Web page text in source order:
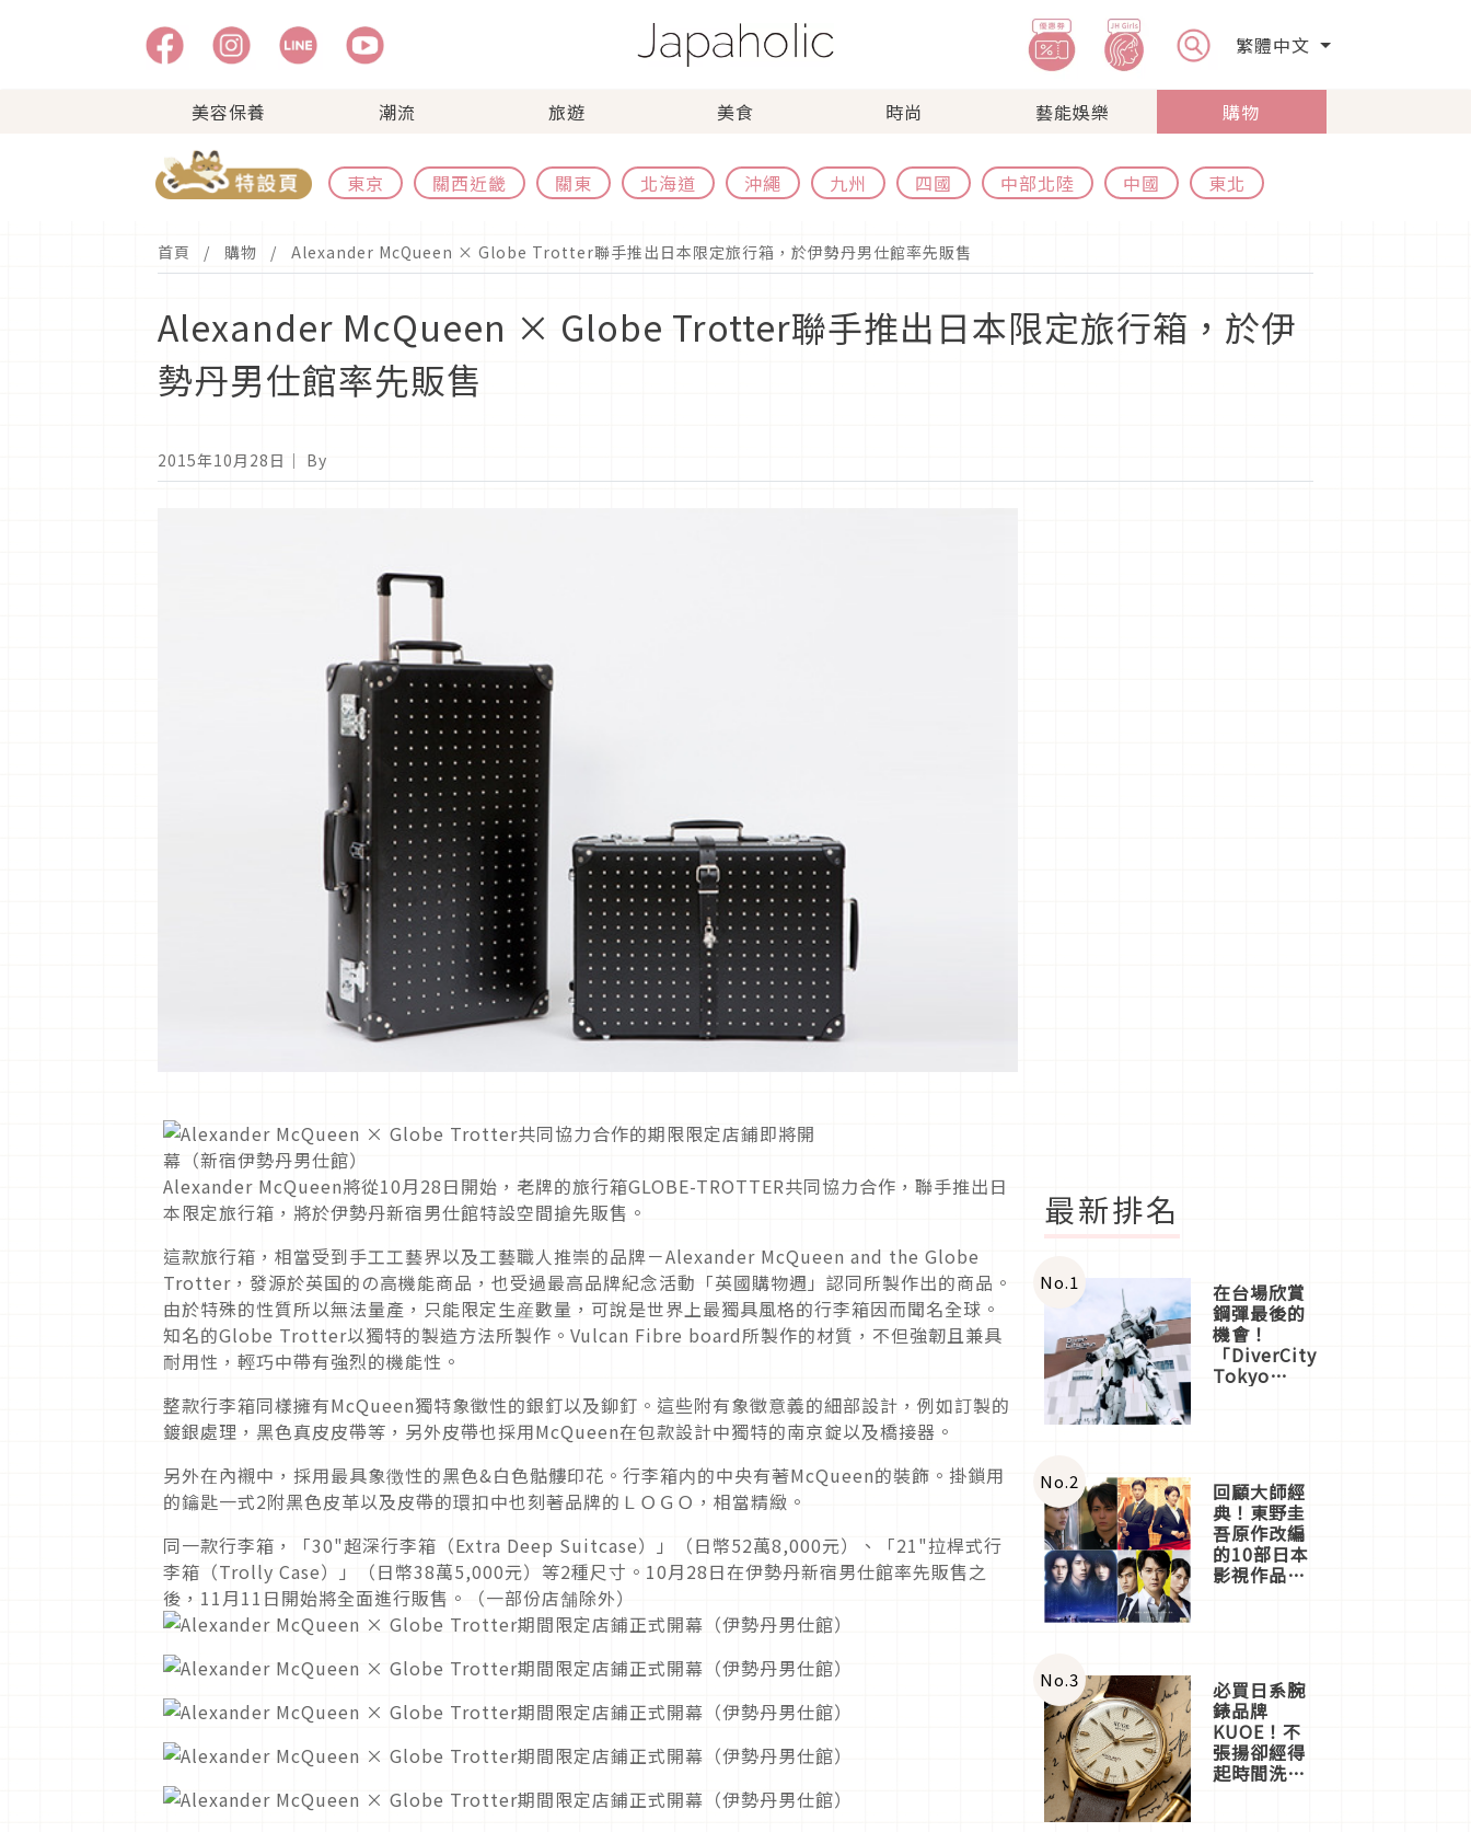
繁體中文
美容保養 潮流 旅遊 美食 時尚 藝能娛樂 購物
東京 關西近畿 關東 北海道 沖繩 九州 四國 中部北陸 中國 東北
首頁 購物 Alexander McQueen × Globe Trotter聯手推出日本限定旅行箱，於伊勢丹男仕館率先販售
Alexander McQueen × Globe Trotter聯手推出日本限定旅行箱，於伊
勢丹男仕館率先販售
2015年10月28日 ｜ By
Alexander McQueen將從10月28日開始，老牌的旅行箱GLOBE-TROTTER共同協力合作，聯手推出日
本限定旅行箱，將於伊勢丹新宿男仕館特設空間搶先販售。
這款旅行箱，相當受到手工工藝界以及工藝職人推崇的品牌－Alexander McQueen and the Globe
Trotter，發源於英国的の高機能商品，也受過最高品牌紀念活動「英國購物週」認同所製作出的商品。
由於特殊的性質所以無法量產，只能限定生産數量，可說是世界上最獨具風格的行李箱因而聞名全球。
知名的Globe Trotter以獨特的製造方法所製作。Vulcan Fibre board所製作的材質，不但強韌且兼具
耐用性，輕巧中帶有強烈的機能性。
整款行李箱同樣擁有McQueen獨特象徵性的銀釘以及鉚釘。這些附有象徵意義的細部設計，例如訂製的
鍍銀處理，黑色真皮皮帶等，另外皮帶也採用McQueen在包款設計中獨特的南京錠以及橋接器。
另外在內襯中，採用最具象徴性的黑色&白色骷髏印花。行李箱内的中央有著McQueen的裝飾。掛鎖用
的鑰匙一式2附黑色皮革以及皮帶的環扣中也刻著品牌的ＬＯＧＯ，相當精緻。
同一款行李箱，「30"超深行李箱（Extra Deep Suitcase）」（日幣52萬8,000元）、「21"拉桿式行
李箱（Trolly Case）」（日幣38萬5,000元）等2種尺寸。10月28日在伊勢丹新宿男仕館率先販售之
後，11月11日開始將全面進行販售。（一部份店舗除外）
最新排名
No.1 在台場欣賞
鋼彈最後的
機會！
「DiverCity
Tokyo
體驗
No.2 回顧大師經
典！東野圭
吾原作改編
的10部日本
影視作品推
No.3 必買日系腕
錶品牌
KUOE！不
張揚卻經得
起時間洗鍊